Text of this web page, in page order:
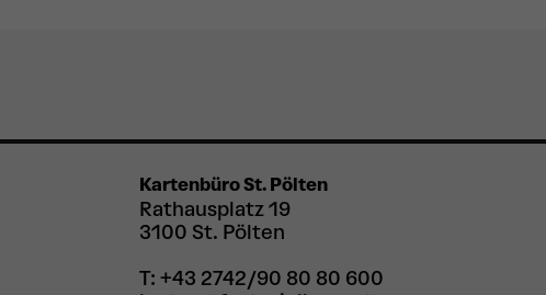
Kartenbüro St. Pölten
Rathausplatz 19
3100 St. Pölten
T: +43 2742/90 80 80 600